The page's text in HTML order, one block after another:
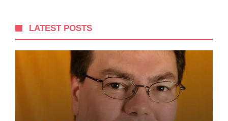
LATEST POSTS